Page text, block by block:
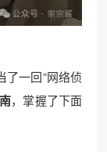
了一回“网络侦
，掌握了下面